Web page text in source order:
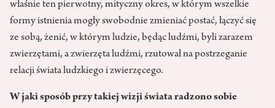
właśnie ten pierwotny, mityczny okres, w którym wszelkie
formy istnienia mogły swobodnie zmieniać postać, łączyć się
ze sobą, żenić, w którym ludzie, będąc ludźmi, byli zarazem
zwierzętami, a zwierzęta ludźmi, rzutował na postrzeganie
relacji świata ludzkiego i zwierzęcego.
W jaki sposób przy takiej wizji świata radzono sobie